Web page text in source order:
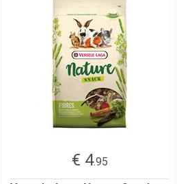
€ 4.95